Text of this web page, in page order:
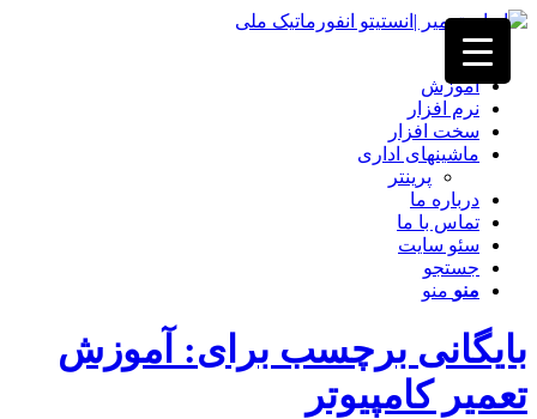
خانه
آموزش
نرم افزار
سخت افزار
ماشینهای اداری
پرینتر
درباره ما
تماس با ما
سئو سایت
جستجو
منو منو
بایگانی برچسب برای: آموزش
تعمیر کامپیوتر